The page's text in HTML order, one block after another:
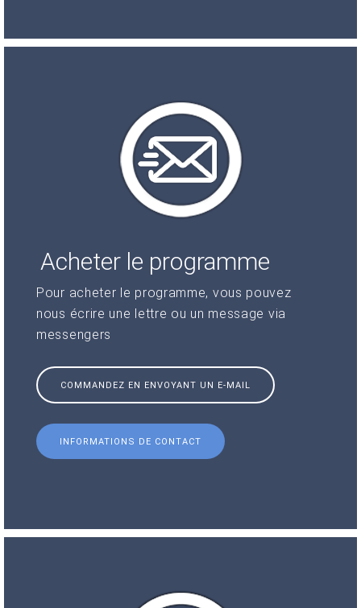
Acheter le programme
Pour acheter le programme, vous pouvez
nous écrire une lettre ou un message via
messengers
COMMANDEZ EN ENVOYANT UN E-MAIL
INFORMATIONS DE CONTACT